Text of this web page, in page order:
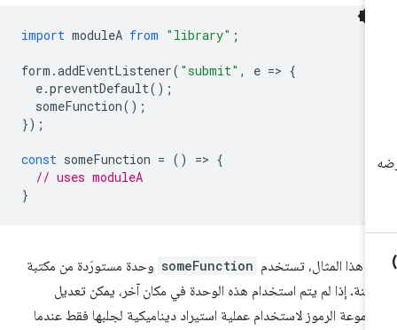
import moduleA from "library"
form.addEventListener("submit" e =
e.preventDefault
someFunction
const someFunction = () =
// uses moduleA
هذا المثال، تستخدم someFunction وحدة مستورَدة من مكتبة
إذا لم يتم استخدام هذه الوحدة في مكان آخر، يمكن تعديل
الرموز لاستخدام عملية استيراد ديناميكية لجلبها فقط عندما